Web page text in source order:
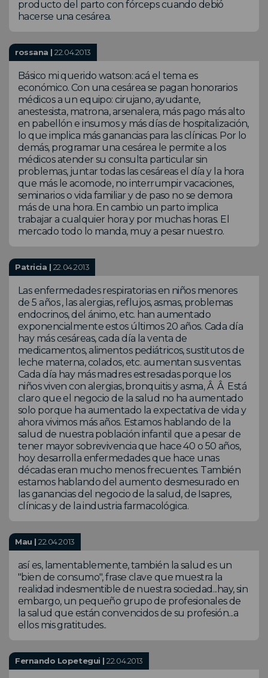
producto del parto con fórceps cuando debió
hacerse una cesárea.
rossana |22.04.2013
Básico mi querido watson: acá el tema es
económico. Con una cesárea se pagan honorarios
médicos a un equipo: cirujano, ayudante,
anestesista, matrona, arsenalera, más pago más alto
en pabellón e insumos y más días de hospitalización,
lo que implica más ganancias para las clínicas. Por lo
demás, programar una cesárea le permite a los
médicos atender su consulta particular sin
problemas, juntar todas las cesáreas el día y la hora
que más le acomode, no interrumpir vacaciones,
seminarios o vida familiar y de paso no se demora
más de una hora. En cambio un parto implica
trabajar a cualquier hora y por muchas horas. El
mercado todo lo manda, muy a pesar nuestro.
Patricia | 22.04.2013
Las enfermedades respiratorias en niños menores
de 5 años , las alergias, reflujos, asmas, problemas
endocrinos, del ánimo, etc. han aumentado
exponencialmente estos últimos 20 años. Cada día
hay más cesáreas, cada día la venta de
medicamentos, alimentos pediátricos, sustitutos de
leche materna, colados, etc. aumentan sus ventas.
Cada día hay más madres estresadas porque los
niños viven con alergias, bronquitis y asma, Â Â Está
claro que el negocio de la salud no ha aumentado
solo porque ha aumentado la expectativa de vida y
ahora vivimos más años. Estamos hablando de la
salud de nuestra población infantil que a pesar de
tener mayor sobrevivencia que hace 40 o 50 años,
hoy desarrolla enfermedades que hace unas
décadas eran mucho menos frecuentes. También
estamos hablando del aumento desmesurado en
las ganancias del negocio de la salud, de Isapres,
clínicas y de la industria farmacológica.
Mau |22.04.2013
así es, lamentablemente, también la salud es un
"bien de consumo", frase clave que muestra la
realidad indesmentible de nuestra sociedad...hay, sin
embargo, un pequeño grupo de profesionales de
la salud que están convencidos de su profesión...a
ellos mis gratitudes..
Fernando Lopetegui |22.04.2013